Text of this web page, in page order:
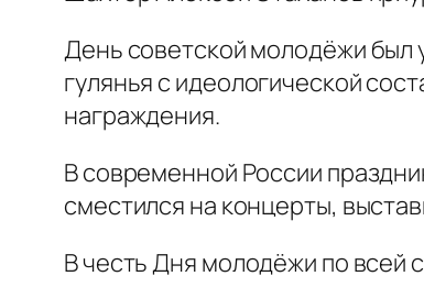
День советской молодёжи был
гулянья с идеологической
награждения.
В современной России
сместился на концерты,
В честь Дня молодёжи по всей